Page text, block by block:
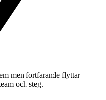
men fortfarande flyttar
och steg.